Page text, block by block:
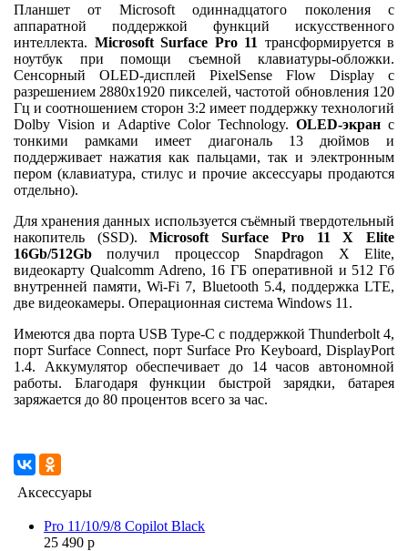
Планшет от Microsoft одиннадцатого поколения с
аппаратной поддержкой функций искусственного
интеллекта. Microsoft Surface Pro 11 трансформируется в
ноутбук при помощи съемной клавиатуры-обложки.
Сенсорный OLED-дисплей PixelSense Flow Display с
разрешением 2880x1920 пикселей, частотой обновления 120
Гц и соотношением сторон 3:2 имеет поддержку технологий
Dolby Vision и Adaptive Color Technology. OLED-экран с
тонкими рамками имеет диагональ 13 дюймов и
поддерживает нажатия как пальцами, так и электронным
пером (клавиатура, стилус и прочие аксессуары продаются
отдельно).
Для хранения данных используется съёмный твердотельный
накопитель (SSD).Microsoft Surface Pro 11 X Elite
16Gb/512Gb получил процессор Snapdragon X Elite,
видеокарту Qualcomm Adreno, 16 ГБ оперативной и 512 Гб
внутренней памяти, Wi-Fi 7, Bluetooth 5.4, поддержка LTE,
две видеокамеры. Операционная система Windows 11.
Имеются два порта USB Type-C с поддержкой Thunderbolt 4,
порт Surface Connect, порт Surface Pro Keyboard, DisplayPort
1.4. Аккумулятор обеспечивает до 14 часов автономной
работы. Благодаря функции быстрой зарядки, батарея
заряжается до 80 процентов всего за час.
Аксессуары
Pro 11/10/9/8 Copilot Black
25 490 р